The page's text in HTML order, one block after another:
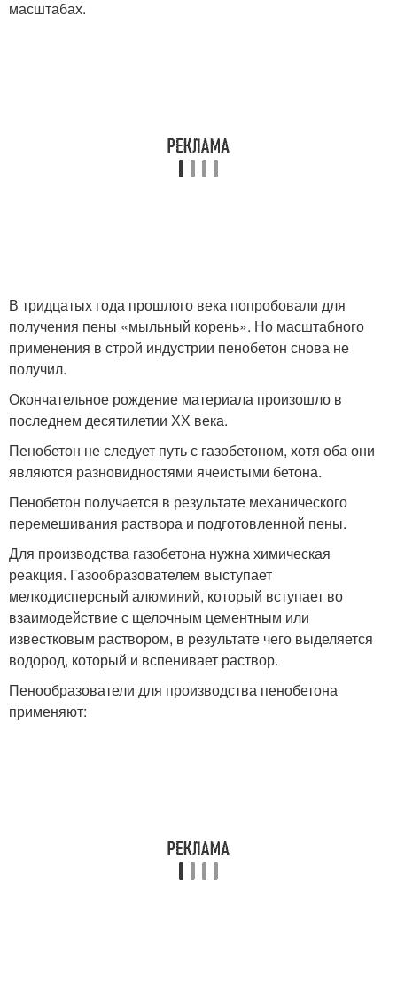
масштабах.
В тридцатых года прошлого века попробовали для
получения пены «мыльный корень». Но масштабного
применения в строй индустрии пенобетон снова не
получил.
Окончательное рождение материала произошло в
последнем десятилетии ХХ века.
Пенобетон не следует путь с газобетоном, хотя оба они
являются разновидностями ячеистыми бетона.
Пенобетон получается в результате механического
перемешивания раствора и подготовленной пены.
Для производства газобетона нужна химическая
реакция. Газообразователем выступает
мелкодисперсный алюминий, который вступает во
взаимодействие с щелочным цементным или
известковым раствором, в результате чего выделяется
водород, который и вспенивает раствор.
Пенообразователи для производства пенобетона
применяют: